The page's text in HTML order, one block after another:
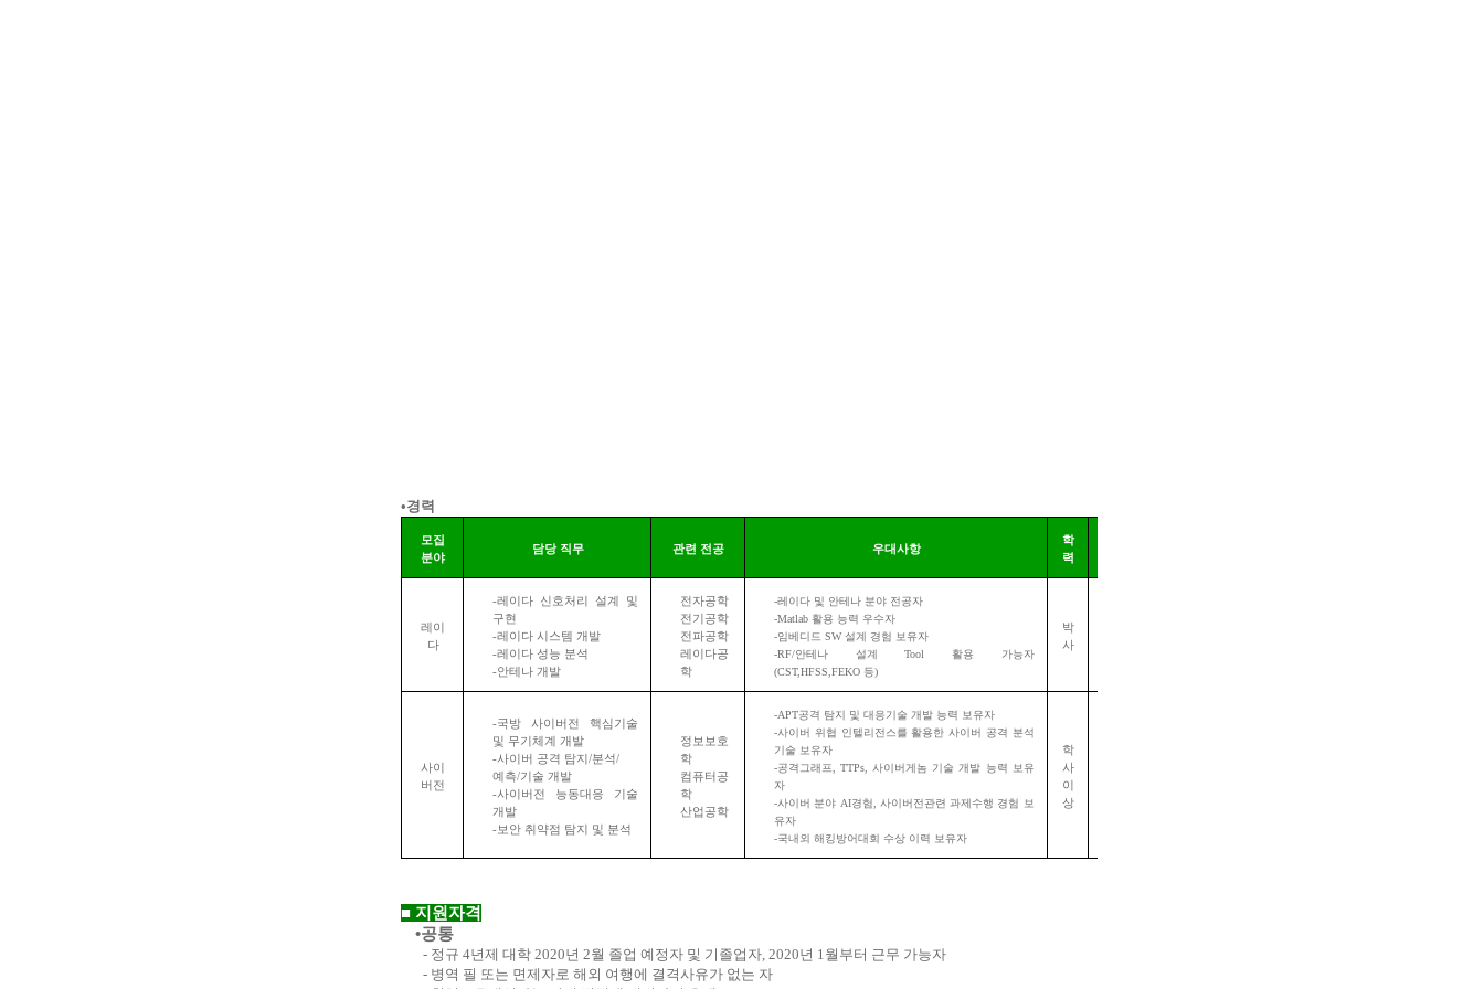
•경력
모집
분야
담당 직무 관련 전공 우대사항
학
력
레이
다
-레이다 신호처리 설계 및
구현
-레이다 시스템 개발
-레이다 성능 분석
-안테나 개발
전자공학
전기공학
전파공학
레이다공
학
-레이다 및 안테나 분야 전공자
-Matlab 활용 능력 우수자
-임베디드 SW설계 경험 보유자
-RF/안테나 설계Tool 활용 가능자
(CST,HFSS,FEKO 등)
박
사
사이
버전
-국방 사이버전 핵심기술
및 무기체계 개발
-사이버 공격 탐지 /분석/
예측/기술 개발
-사이버전 능동대응 기술
개발
-보안 취약점 탐지 및 분석
정보보호
학
컴퓨터공
학
산업공학
-APT공격 탐지 및 대응기술 개발 능력 보유자
-사이버 위협 인텔리전스를 활용한 사이버 공격 분석
기술 보유자
-공격그래프 , TTPs, 사이버게놈 기술 개발 능력 보유
자
-사이버 분야 AI경험
사이버전관련 과제수행 경험 보
유자
-국내외 해킹방어대회 수상 이력 보유자
학
사
이
상
■ 지원자격
•공통
- 정규 4년제 대학 2020년 2월 졸업 예정자 및 기졸업자, 2020년 1 월부터 근무 가능자
- 병역 필 또는 면제자로 해외 여행에 결격사유가 없는 자